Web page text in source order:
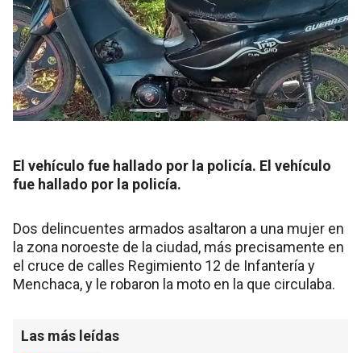
El vehículo fue hallado por la policía. El vehículo
fue hallado por la policía.
Dos delincuentes armados asaltaron a una mujer en
la zona noroeste de la ciudad, más precisamente en
el cruce de calles Regimiento 12 de Infantería y
Menchaca, y le robaron la moto en la que circulaba.
Las más leídas